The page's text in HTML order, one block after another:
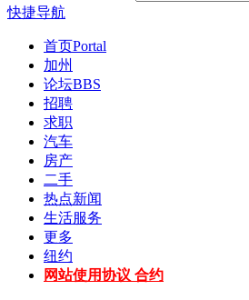
快捷导航
首页Portal
加州
论坛BBS
招聘
求职
汽车
房产
二手
热点新闻
生活服务
更多
纽约
网站使用协议 合约